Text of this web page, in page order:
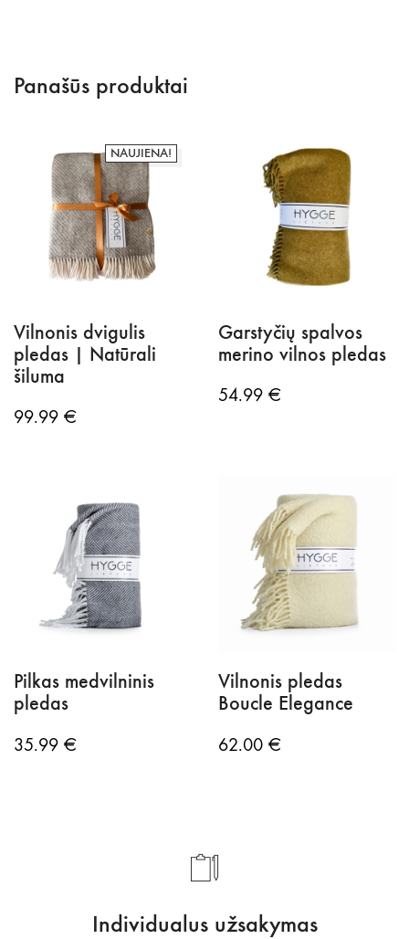
Panašūs produktai
NAUJIENA!
Vilnonis dvigulis
pledas | Natūrali
šiluma
99.99 €
Garstyčių spalvos
merino vilnos pledas
54.99 €
Pilkas medvilninis
pledas
35.99 €
Vilnonis pledas
Boucle Elegance
62.00 €
Individualus užsakymas